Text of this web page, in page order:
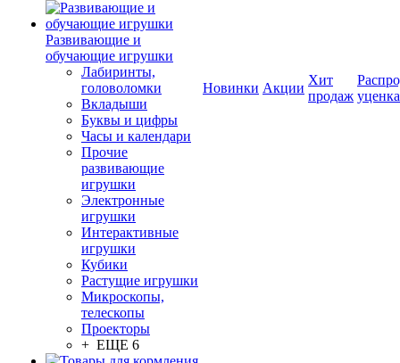
Развивающие и
обучающие игрушки
Лабиринты,
головоломки
Вкладыши
Буквы и цифры
Часы и календари
Прочие
развивающие
игрушки
Электронные
игрушки
Интерактивные
игрушки
Кубики
Растущие игрушки
Микроскопы,
телескопы
Проекторы
+ ЕЩЕ 6
Новинки Акции
Хит
продаж уценка